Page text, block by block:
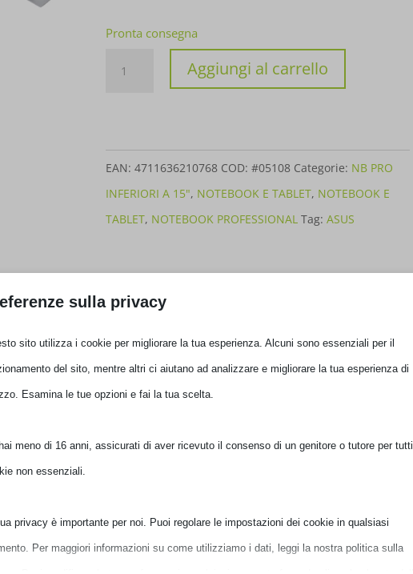
Pronta consegna
EXPERTBOOK
B3
B3405CCA-
ULTRA
255H
16GB
1TB
M01VU0
Aggiungi al carrello
EAN:4711636210768 COD:#05108 Categorie:NB PRO
INFERIORI A 15",NOTEBOOK E TABLET,NOTEBOOK E
TABLET,NOTEBOOK PROFESSIONAL Tag:ASUS
Recensioni (0)
Tipo di prodotto: Computer portatile, Fattore di
Intel Core Ultra 7, Modello del processore: 255H.
cm (14"), Tipologia HD: WUXGA, Risoluzione del display:
GB, Tipo di RAM: DDR5-SDRAM. Capacità totale di
SSD. Modello scheda grafica integrata: Intel Arc 140T.
11 Pro. Colore del prodotto: Grigio
sulla privacy
sito utilizza i cookie per migliorare la tua esperienza. Alcuni sono essenziali per il
del sito, mentre altri ci aiutano ad analizzare e migliorare la tua esperienza di
Esamina le tue opzioni e fai la tua scelta.
meno di 16 anni, assicurati di aver ricevuto il consenso di un genitore o tutore per tutti i
non essenziali.
privacy è importante per noi. Puoi regolare le impostazioni dei cookie in qualsiasi
Per maggiori informazioni su come utilizziamo i dati, leggi la nostra politica sulla